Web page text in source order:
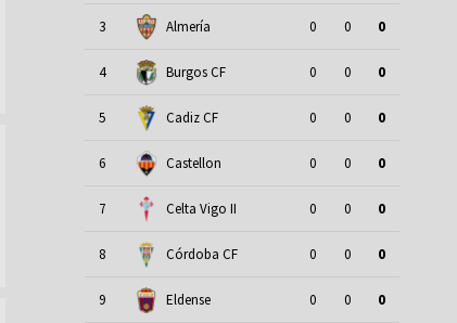
3 Almería 0 0 0
4 Burgos CF 0 0 0
5 Cadiz CF 0 0 0
6 Castellon 0 0 0
7 Celta Vigo II 0 0 0
8 Córdoba CF 0 0 0
9 Eldense 0 0 0